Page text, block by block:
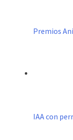
Premios
IAA con